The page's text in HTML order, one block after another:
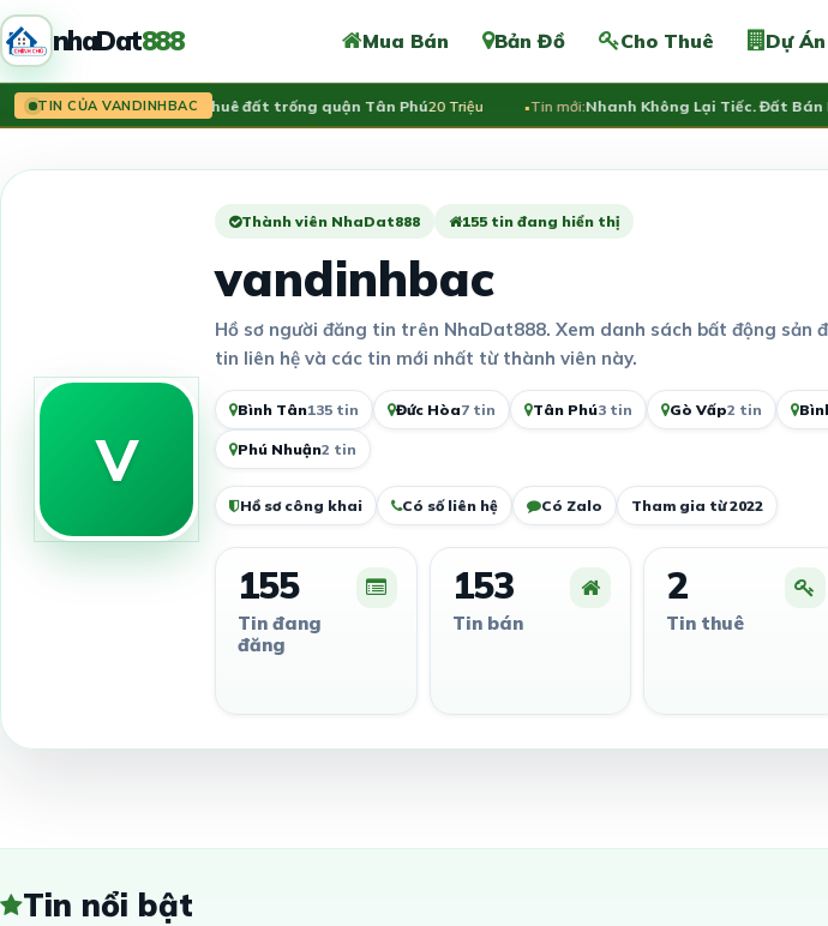
nhaDat888 Mua Bán Bản Đồ Cho Thuê Dự Án
TIN CỦA VANDINHBAC
Tin mới:Cho Thuê đất trống quận Tân Phú20 Triệu Tin mới:Nhanh Không Lại Tiếc. Đất Bán
V
Thành viên NhaDat888 155 tin đang hiển thị
vandinhbac
Hồ sơ người đăng tin trên NhaDat888. Xem danh sách bất động sản
tin liên hệ và các tin mới nhất từ thành viên này.
Bình Tân135 tin Đức Hòa7 tin Tân Phú3 tin Gò Vấp2 tin
Phú Nhuận2 tin
Hồ sơ công khai Có số liên hệ Có Zalo Tham gia từ 2022
155
Tin đang
đăng
153
Tin bán
2
Tin thuê
Tin nổi bật